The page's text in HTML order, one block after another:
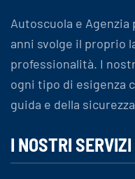
Autoscuola e
anni svolge il proprio
professionalità. I
ogni tipo di esigenza
guida e della
I NOSTRI SERVIZI